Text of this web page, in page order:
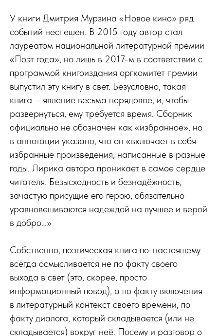
У книги Дмитрия Мурзина «Новое кино» ряд
событий неспешен. В 2015 году автор стал
лауреатом национальной литературной премии
«Поэт года», но лишь в 2017-м в соответствии с
программой книгоиздания оргкомитет премии
выпустил эту книгу в свет. Безусловно, такая
книга – явление весьма нерядовое, и, чтобы
развернуться, ему требуется время. Сборник
официально не обозначен как «избранное», но
в аннотации указано, что он «включает в себя
избранные произведения, написанные в разные
годы. Лирика автора проникает в самое сердце
читателя. Безысходность и безнадёжность,
зачастую присущие его герою, обязательно
уравновешиваются надеждой на лучшее и верой
в добро…»
Собственно, поэтическая книга по-настоящему
всегда осмысливается не по факту своего
выхода в свет (это, скорее, просто
информационный повод), а по факту включения
в литературный контекст своего времени, по
факту диалога, который складывается (или не
складывается) вокруг неё. Посему и разговор о